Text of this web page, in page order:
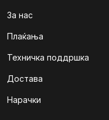
За нас
Плаќања
Техничка поддршка
Достава
Нарачки